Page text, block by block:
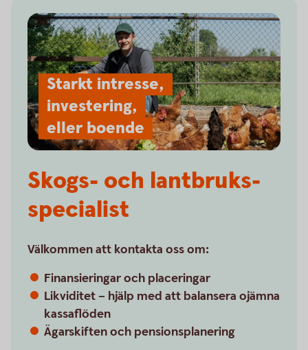
Starkt intresse,
investering,
eller boende
Skogs- och lantbruks­
specialist
Välkommen att kontakta oss om:
Finansieringar och placeringar
Likviditet – hjälp med att balansera ojämna
kassaflöden
Ägarskiften och pensionsplanering